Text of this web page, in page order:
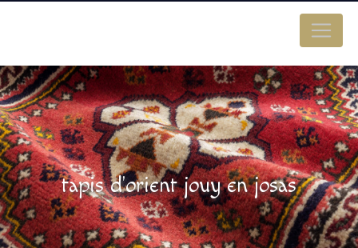
tapis d'orient jouy en josas